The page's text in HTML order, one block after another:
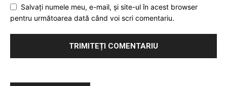
Salvaţi numele meu, e-mail, şi site-ul în acest browser
pentru următoarea dată când voi scri comentariu.